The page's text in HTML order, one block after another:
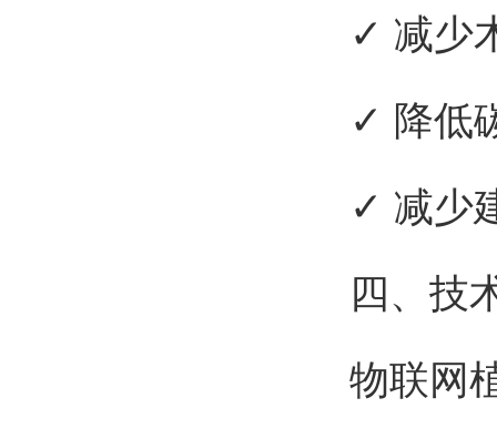
✓ 减少
✓ 降低
✓ 减少
四、技
物联网